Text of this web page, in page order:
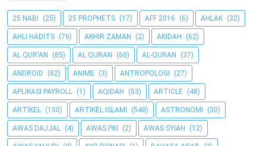
25 NABI (25) 25 PROPHETS (17) AFF 2016 (6) AHLAK (32)
AHLI HADITS (76) AKHIR ZAMAN (2) AKIDAH (62)
AL QUR'AN (85) AL QURAN (60) AL-QURAN (37)
ANDROID (82) ANIME (3) ANTROPOLOGI (27)
APLIKASI PAYROLL (1) AQIDAH (53) ARTICLE (48)
ARTIKEL (150) ARTIKEL ISLAMI (540) ASTRONOMI (30)
AWAS DAJJAL (4) AWAS PKI (2) AWAS SYIAH (12)